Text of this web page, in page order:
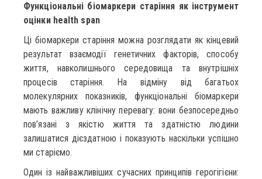
Функціональні біомаркери старіння як інструмент
оцінки health span
Ці біомаркери старіння можна розглядати як кінцевий
результат взаємодії генетичних факторів, способу
життя, навколишнього середовища та внутрішніх
процесів старіння. На відміну від багатьох
молекулярних показників, функціональні біомаркери
мають важливу клінічну перевагу: вони безпосередньо
пов’язані з якістю життя та здатністю людини
залишатися дієздатною і показують наскільки успішно
ми старіємо.
Один із найважливіших сучасних принципів герогігієни: